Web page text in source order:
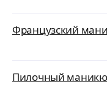
Французский
Пилочный